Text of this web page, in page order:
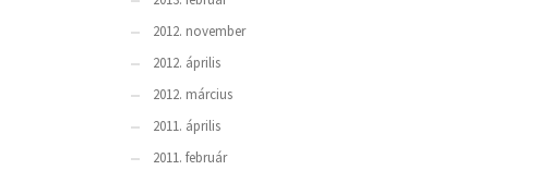
2012. november
2012. április
2012. március
2011. április
2011. február